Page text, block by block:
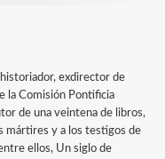
exdirector de
la Comisión Pontificia
de una veintena de libros,
mártires y a los testigos de
ellos, Un siglo de